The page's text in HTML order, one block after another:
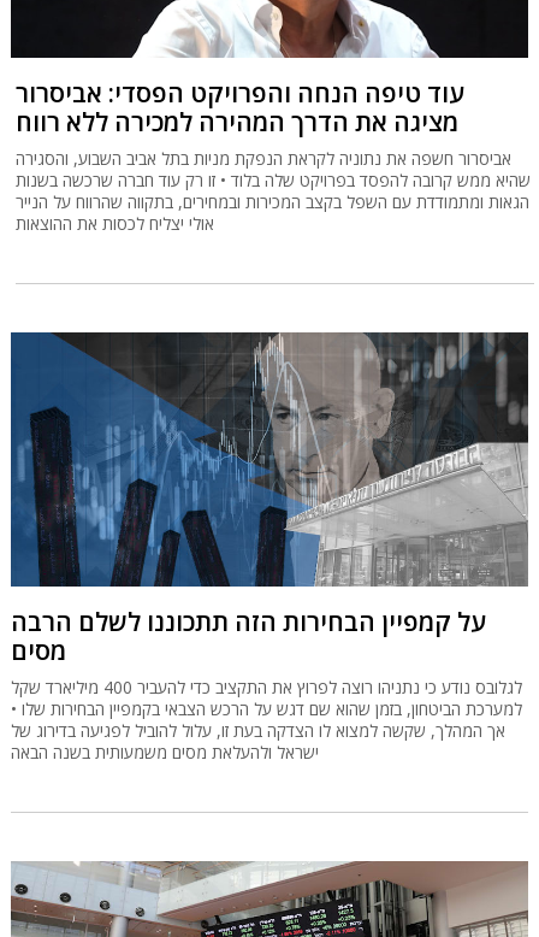
עוד טיפה הנחה והפרויקט הפסדי: אביסרור
מציגה את הדרך המהירה למכירה ללא רווח
אביסרור חשפה את נתוניה לקראת הנפקת מניות בתל אביב השבוע, והסגירה
שהיא ממש קרובה להפסד בפרויקט שלה בלוד • זו רק עוד חברה שרכשה בשנות
הגאות ומתמודדת עם השפל בקצב המכירות ובמחירים, בתקווה שהרווח על הנייר
אולי יצליח לכסות את ההוצאות
על קמפיין הבחירות הזה תתכוננו לשלם הרבה
מסים
לגלובס נודע כי נתניהו רוצה לפרוץ את התקציב כדי להעביר 400 מיליארד שקל
למערכת הביטחון, בזמן שהוא שם דגש על הרכש הצבאי בקמפיין הבחירות שלו •
אך המהלך, שקשה למצוא לו הצדקה בעת זו, עלול להוביל לפגיעה בדירוג של
ישראל ולהעלאת מסים משמעותית בשנה הבאה